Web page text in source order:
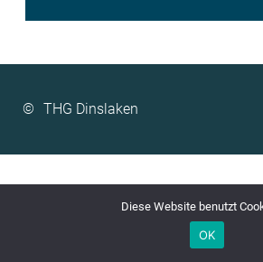
©
Diese Website benutzt
OK